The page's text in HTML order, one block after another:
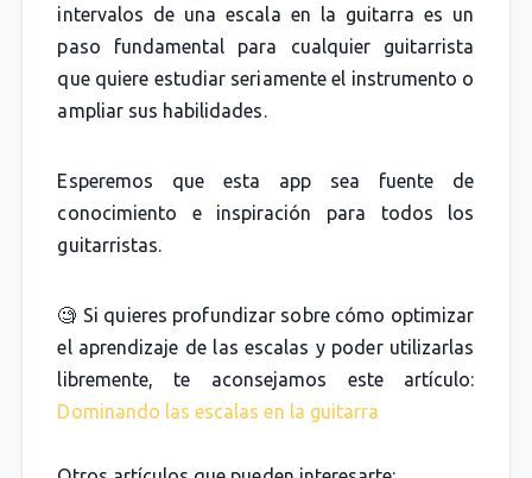
intervalos de una escala en la guitarra es un
paso fundamental para cualquier guitarrista
que quiere estudiar seriamente el instrumento o
ampliar sus habilidades.
Esperemos que esta app sea fuente de
conocimiento e inspiración para todos los
guitarristas.
🧐 Si quieres profundizar sobre cómo optimizar
el aprendizaje de las escalas y poder utilizarlas
libremente, te aconsejamos este artículo:
Dominando las escalas en la guitarra